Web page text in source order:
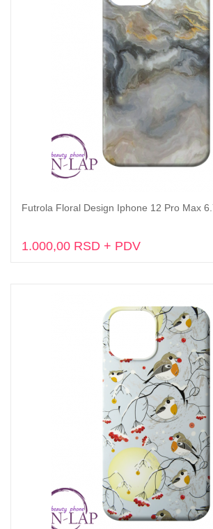
Dodaj u korpu
Futrola Floral Design Iphone 12 Pro Max
1.000,00 RSD + PDV